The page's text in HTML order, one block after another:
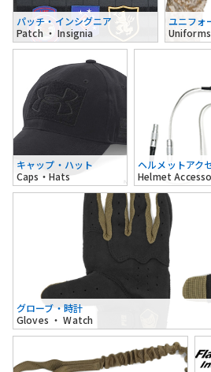
パッチ・インシグニア
Patch ・ Insignia
ユニフォ
Uniforms
キャップ・ハット
Caps・Hats
ヘルメットアク
Helmet
グローブ・時計
Gloves ・ Watch